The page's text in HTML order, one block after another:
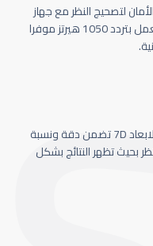
لتصحيج النظر مع جهاز
Schwind Amaris 1050 الذي يعمل بتردد 1050 هيرتز موفرا
كاميرا تتبع حركة العين سباعية الابعاد 7D تضمن دقة ونسبة
بحيث تظهر النتائج بشكل